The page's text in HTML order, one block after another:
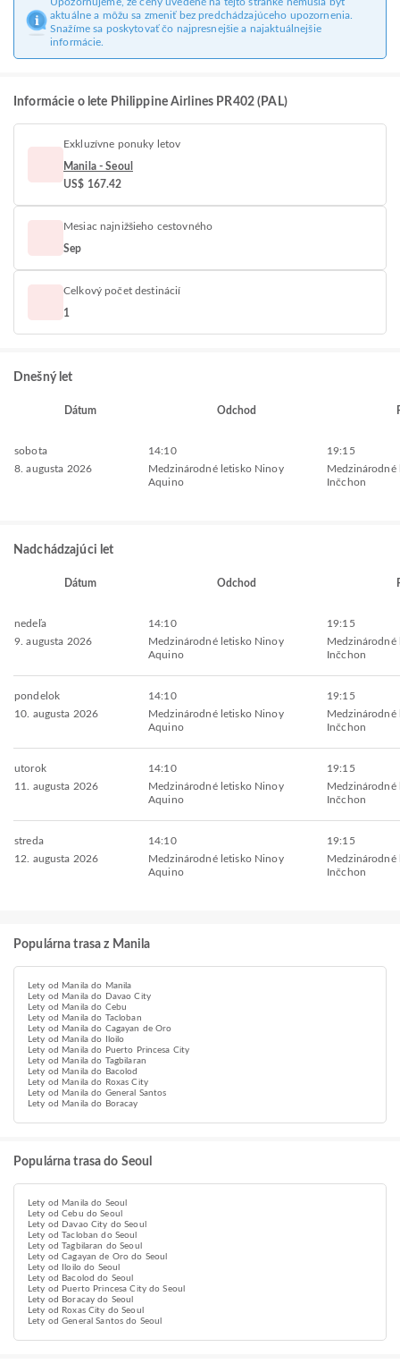
aktuálne a môžu sa zmeniť bez predchádzajúceho upozornenia.
Snažíme sa poskytovať čo najpresnejšie a najaktuálnejšie
informácie.
Informácie o lete Philippine Airlines PR402 (PAL)
Exkluzívne ponuky letov
Manila - Seoul
US$ 167.42
Mesiac najnižšieho cestovného
Sep
Celkový počet destinácií
1
Dnešný let
Dátum Odchod
sobota
8. augusta 2026
14:10
Medzinárodné letisko Ninoy
Aquino
19:15
Medzinárodné
Inčchon
Nadchádzajúci let
Dátum Odchod
nedeľa
9. augusta 2026
14:10
Medzinárodné letisko Ninoy
Aquino
19:15
Medzinárodné
Inčchon
pondelok
10. augusta 2026
14:10
Medzinárodné letisko Ninoy
Aquino
19:15
Medzinárodné
Inčchon
utorok
11. augusta 2026
14:10
Medzinárodné letisko Ninoy
Aquino
19:15
Medzinárodné
Inčchon
streda
12. augusta 2026
14:10
Medzinárodné letisko Ninoy
Aquino
19:15
Medzinárodné
Inčchon
Populárna trasa z Manila
Lety od Manila do Manila
Lety od Manila do Davao City
Lety od Manila do Cebu
Lety od Manila do Tacloban
Lety od Manila do Cagayan de Oro
Lety od Manila do Iloilo
Lety od Manila do Puerto Princesa City
Lety od Manila do Tagbilaran
Lety od Manila do Bacolod
Lety od Manila do Roxas City
Lety od Manila do General Santos
Lety od Manila do Boracay
Populárna trasa do Seoul
Lety od Manila do Seoul
Lety od Cebu do Seoul
Lety od Davao City do Seoul
Lety od Tacloban do Seoul
Lety od Tagbilaran do Seoul
Lety od Cagayan de Oro do Seoul
Lety od Iloilo do Seoul
Lety od Bacolod do Seoul
Lety od Puerto Princesa City do Seoul
Lety od Boracay do Seoul
Lety od Roxas City do Seoul
Lety od General Santos do Seoul